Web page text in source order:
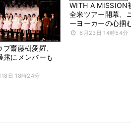
ブ齋藤樹愛羅、
露にメンバーも
18日 18時24分
WITH A MISSION
全米ツアー開幕、
ーヨーカーの心掴
6月23日 14時54分